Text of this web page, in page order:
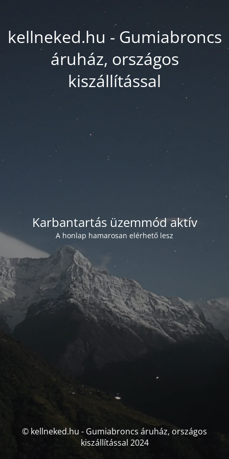
kellneked.hu - Gumiabroncs
áruház, országos
kiszállítással
Karbantartás üzemmód aktív
A honlap hamarosan elérhető lesz
© kellneked.hu - Gumiabroncs áruház, országos
kiszállítással 2024